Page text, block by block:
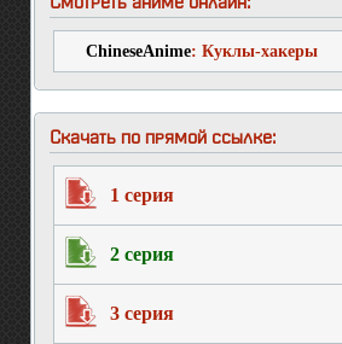
ChineseAnime: Куклы-хакеры
Скачать по прямой ссылке:
1 серия
2 серия
3 серия